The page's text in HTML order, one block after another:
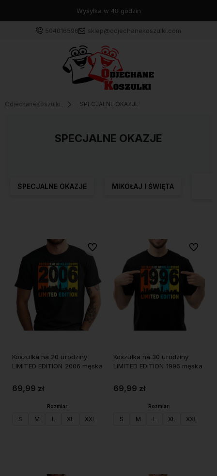
Wysyłka w 48 godzin
504016596 sklep@odjechanekoszulki.com
OdjechaneKoszulki SPECJALNE OKAZJE
SPECJALNE OKAZJE
SPECJALNE OKAZJE MIKOŁAJ I ŚWIĘTA
Koszulka na 20 urodziny
LIMITED EDITION 2006 męska
69,99 zł
Rozmiar:
S M L XL XXL
Do ulubionych
Koszulka na 30 urodziny
LIMITED EDiTION 1996 męska
69,99 zł
Rozmiar:
S M L XL XXL
Do